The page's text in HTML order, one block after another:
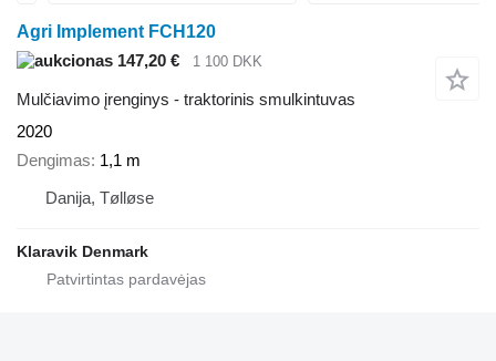
Agri Implement FCH120
147,20 €
1 100 DKK
Mulčiavimo įrenginys - traktorinis smulkintuvas
2020
Dengimas 1,1 m
Danija, Tølløse
Klaravik Denmark